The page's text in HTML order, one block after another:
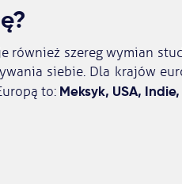
również szereg wymian
siebie. Dla krajów
to: Meksyk, USA,